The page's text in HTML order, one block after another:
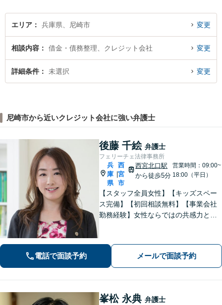
エリア 兵庫県、尼崎市 変更
相談内容 借金・債務整理、クレジット会社 変更
詳細条件 未選択 変更
尼崎市から近いクレジット会社に強い弁護士
後藤 千絵 弁護士
フェリーチェ法律事務所
兵
庫
県
|
西
宮
市
西宮北口駅
から徒歩5分
営業時間：09:00~
18:00（平日）
【スタッフ全員女性】【キッズスペー
ス完備】【初回相談無料】【事業会社
勤務経験】女性ならではの共感力とコ
利を守ります。特に離婚や相続など家
族の事案が得意です。
電話で面談予約 メールで面談予約
峯松 永典 弁護士